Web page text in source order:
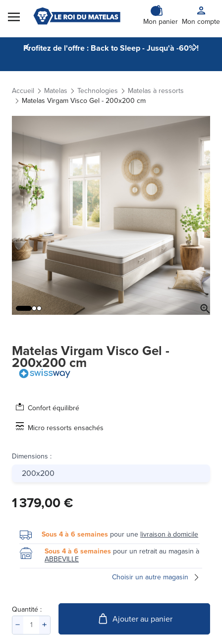
Skip to Content
Mon panier Mon compte
Profitez de l'offre : Back to Sleep - Jusqu'à -60% !
Accueil Matelas Technologies
Matelas à ressorts
Matelas Virgam Visco Gel - 200x200 cm
Matelas Virgam Visco Gel -
200x200 cm
Confort équilibré
Micro ressorts ensachés
Dimensions :
200x200
1 379,00 €
Sous 4 à 6 semaines pour unelivraison à domicile
Sous 4 à 6 semaines pour un retrait au magasin à
ABBEVILLE
Choisir un autre magasin
Quantité :
Ajouter au panier